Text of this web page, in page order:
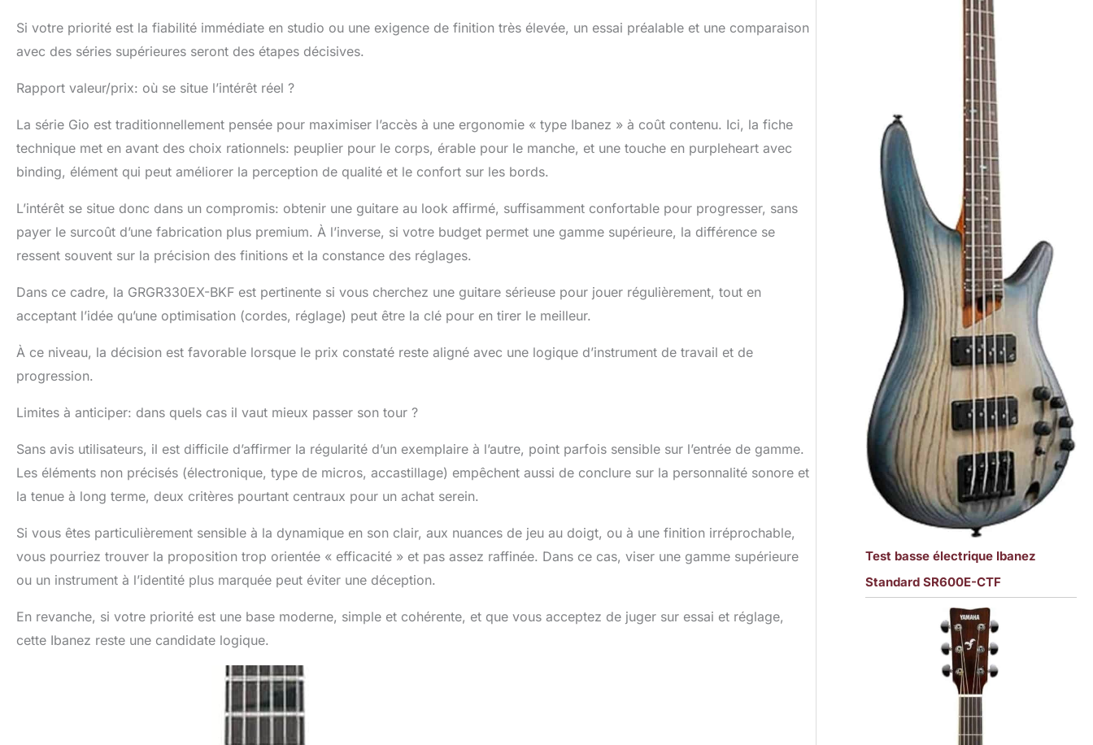
Si votre priorité est la fiabilité immédiate en studio ou une exigence de finition très élevée, un essai préalable et une comparaison
avec des séries supérieures seront des étapes décisives.
Rapport valeur/prix: où se situe l’intérêt réel ?
La série Gio est traditionnellement pensée pour maximiser l’accès à une ergonomie « type Ibanez » à coût contenu. Ici, la fiche
technique met en avant des choix rationnels: peuplier pour le corps, érable pour le manche, et une touche en purpleheart avec
binding, élément qui peut améliorer la perception de qualité et le confort sur les bords.
L’intérêt se situe donc dans un compromis: obtenir une guitare au look affirmé, suffisamment confortable pour progresser, sans
payer le surcoût d’une fabrication plus premium. À l’inverse, si votre budget permet une gamme supérieure, la différence se
ressent souvent sur la précision des finitions et la constance des réglages.
Dans ce cadre, la GRGR330EX-BKF est pertinente si vous cherchez une guitare sérieuse pour jouer régulièrement, tout en
acceptant l’idée qu’une optimisation (cordes, réglage) peut être la clé pour en tirer le meilleur.
À ce niveau, la décision est favorable lorsque le prix constaté reste aligné avec une logique d’instrument de travail et de
progression.
Limites à anticiper: dans quels cas il vaut mieux passer son tour ?
Sans avis utilisateurs, il est difficile d’affirmer la régularité d’un exemplaire à l’autre, point parfois sensible sur l’entrée de gamme.
Les éléments non précisés (électronique, type de micros, accastillage) empêchent aussi de conclure sur la personnalité sonore et
la tenue à long terme, deux critères pourtant centraux pour un achat serein.
Si vous êtes particulièrement sensible à la dynamique en son clair, aux nuances de jeu au doigt, ou à une finition irréprochable,
vous pourriez trouver la proposition trop orientée « efficacité » et pas assez raffinée. Dans ce cas, viser une gamme supérieure
ou un instrument à l’identité plus marquée peut éviter une déception.
En revanche, si votre priorité est une base moderne, simple et cohérente, et que vous acceptez de juger sur essai et réglage,
cette Ibanez reste une candidate logique.
Test basse électrique Ibanez
Standard SR600E-CTF